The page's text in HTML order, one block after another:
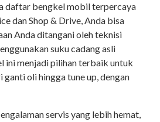
daftar bengkel mobil terpercaya
dan Shop & Drive, Anda bisa
Anda ditangani oleh teknisi
suku cadang asli
ini menjadi pilihan terbaik untuk
oli hingga tune up, dengan
servis yang lebih hemat,